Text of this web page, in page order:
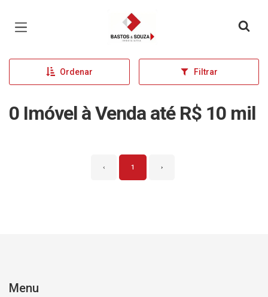
Página inicial
Ordenar Filtrar
0 Imóvel à Venda até R$ 10 mil
‹ 1 ›
Menu